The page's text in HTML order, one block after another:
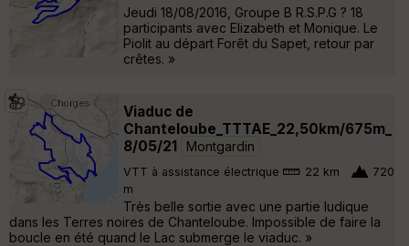
Jeudi 18/08/2016, Groupe B R.S.P.G ? 18
participants avec Elizabeth et Monique. Le
Piolit au départ Forêt du Sapet, retour par
crêtes. »
Viaduc de
Chanteloube_TTTAE_22,50km/675m_
8/05/21
Montgardin
VTT à assistance électrique 22 km
720
m
Très belle sortie avec une partie ludique
dans les Terres noires de Chanteloube. Impossible de faire la
boucle en été quand le Lac submerge le viaduc. »